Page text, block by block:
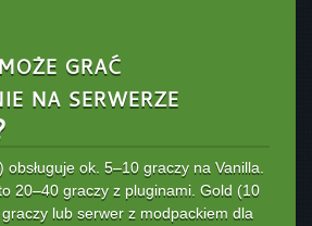
grać
na serwerze
ok. 5–10 graczy na Vanilla.
20–40 graczy z pluginami. Gold (10
lub serwer z modpackiem dla